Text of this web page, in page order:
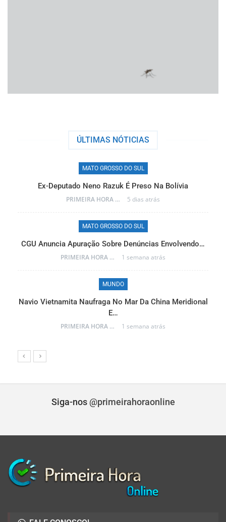
ÚLTIMAS NÓTICIAS
MATO GROSSO DO SUL
Ex-Deputado Neno Razuk É Preso Na Bolívia
PRIMEIRA HORA ONLINE 5 dias atrás
MATO GROSSO DO SUL
CGU Anuncia Apuração Sobre Denúncias Envolvendo…
PRIMEIRA HORA ONLINE 1 semana atrás
MUNDO
Navio Vietnamita Naufraga No Mar Da China Meridional
E…
PRIMEIRA HORA ONLINE 1 semana atrás
Siga-nos @primeirahoraonline